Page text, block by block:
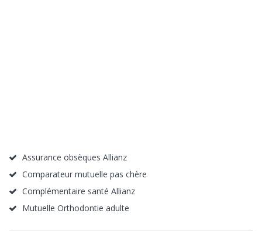
Assurance obsèques Allianz
Comparateur mutuelle pas chère
Complémentaire santé Allianz
Mutuelle Orthodontie adulte